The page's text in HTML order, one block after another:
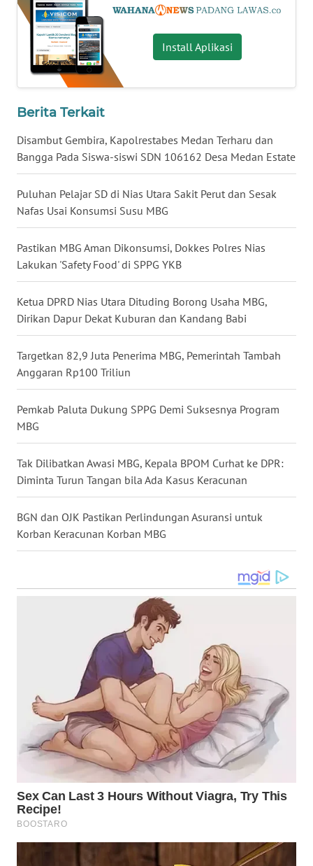
Install Aplikasi
Berita Terkait
Disambut Gembira, Kapolrestabes Medan Terharu dan
Bangga Pada Siswa-siswi SDN 106162 Desa Medan Estate
Puluhan Pelajar SD di Nias Utara Sakit Perut dan Sesak
Nafas Usai Konsumsi Susu MBG
Pastikan MBG Aman Dikonsumsi, Dokkes Polres Nias
Lakukan 'Safety Food' di SPPG YKB
Ketua DPRD Nias Utara Dituding Borong Usaha MBG,
Dirikan Dapur Dekat Kuburan dan Kandang Babi
Targetkan 82,9 Juta Penerima MBG, Pemerintah Tambah
Anggaran Rp100 Triliun
Pemkab Paluta Dukung SPPG Demi Suksesnya Program
MBG
Tak Dilibatkan Awasi MBG, Kepala BPOM Curhat ke DPR:
Diminta Turun Tangan bila Ada Kasus Keracunan
BGN dan OJK Pastikan Perlindungan Asuransi untuk
Korban Keracunan Korban MBG
MALUT
WN
DAIRI
DANAU
WN
TAPANULI
SELATAN
WN
TANJUNG
WN
SIMALUNGUN
LABUHANBATU
TENGAH
TEBING
TINGGI
WN
PAKPAK
WN
KARAWANG